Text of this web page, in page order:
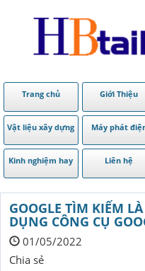
Trang chủ Giới Thiệu
Vật liệu xây dựng Máy phát
Kinh nghiệm hay Liên hệ
GOOGLE TÌM KIẾM
DỤNG CÔNG CỤ
01/05/2022
Chia sẻ